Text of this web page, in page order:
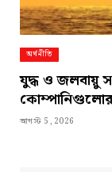
অর্থনীতি
যুদ্ধ ও জলবায়ু
কোম্পানিগুলোর
আগস্ট 5, 2026